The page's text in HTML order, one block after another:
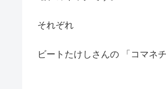
それぞれ
ビートたけしさんの 「コマネチ